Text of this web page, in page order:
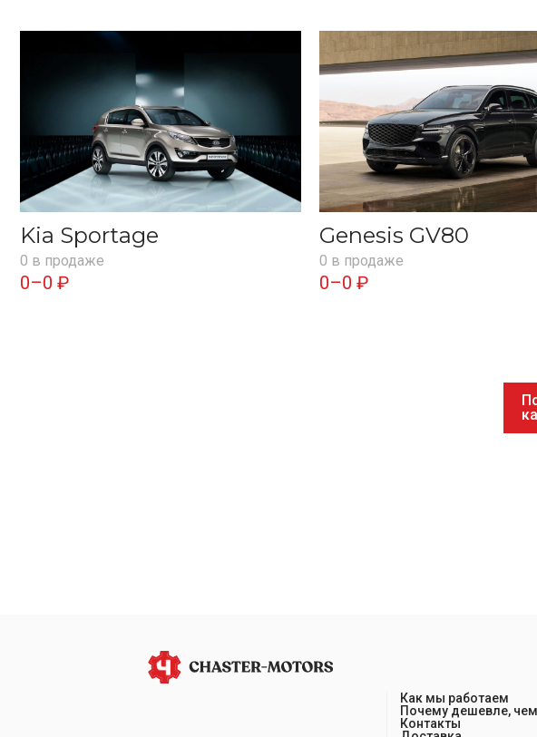
Kia Sportage
0 в продаже
0–0 ₽
Genesis GV80
0 в продаже
0–0 ₽
Как мы работаем
Почему дешевле,
Контакты